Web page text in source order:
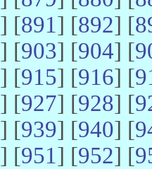
] [891] [892] [
] [903] [904] [
] [915] [916] [
] [927] [928] [
] [939] [940] [
] [951] [952] [